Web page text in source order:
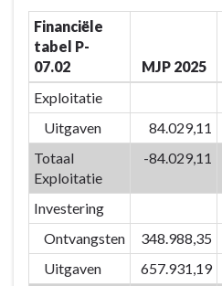
inzetten
kwaliteitsvolle
vrijetijdsvoorzieningen
creaties
versterken
identiteit
van
Eeklo
Financiële
tabel P-
07.02
MJP 2025
Exploitatie
Uitgaven
84.029,11
Totaal
Exploitatie
-84.029,11
Investering
Ontvangsten
348.988,35
Uitgaven
657.931,19